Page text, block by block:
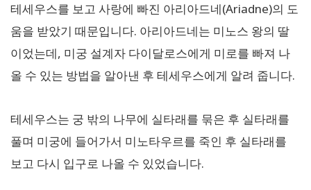
테세우스를 보고 사랑에 빠진 아리아드네(Ariadne)의 도
움을 받았기 때문입니다. 아리아드네는 미노스 왕의 딸
이었는데, 미궁 설계자 다이달로스에게 미로를 빠져 나
올 수 있는 방법을 알아낸 후 테세우스에게 알려 줍니다.
테세우스는 궁 밖의 나무에 실타래를 묶은 후 실타래를
풀며 미궁에 들어가서 미노타우르를 죽인 후 실타래를
보고 다시 입구로 나올 수 있었습니다.